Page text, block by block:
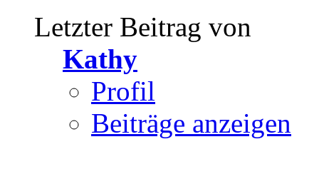
Letzter Beitrag von
Kathy
Profil
Beiträge anzeigen